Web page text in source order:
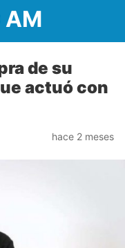
AM
de su
actuó con
hace 2 meses